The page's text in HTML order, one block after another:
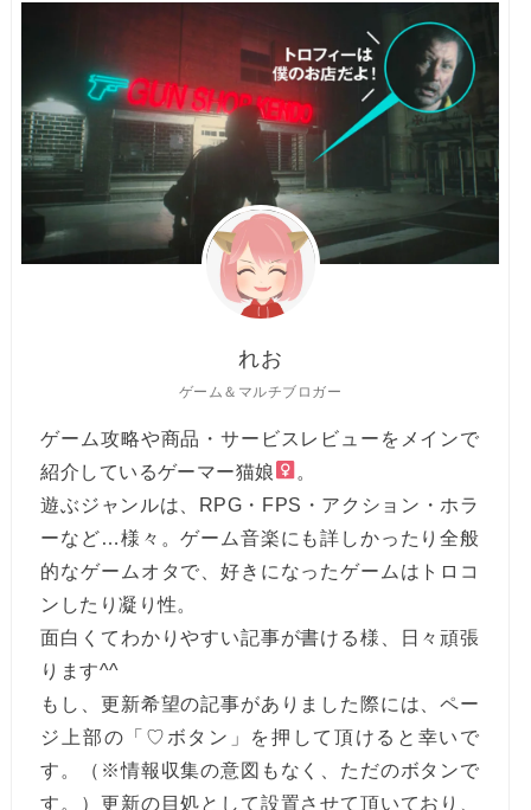
れお
ゲーム＆マルチブロガー
ゲーム攻略や商品・サービスレビューをメインで
紹介しているゲーマー猫娘
。
遊ぶジャンルは、RPG・FPS・アクション・ホラ
ーなど…様々。ゲーム音楽にも詳しかったり全般
的なゲームオタで、好きになったゲームはトロコ
ンしたり凝り性。
面白くてわかりやすい記事が書ける様、日々頑張
ります^^
もし、更新希望の記事がありました際には、ペー
ジ上部の「♡ボタン」を押して頂けると幸いで
す。（※情報収集の意図もなく、ただのボタンで
す。）更新の目処として設置させて頂いており、